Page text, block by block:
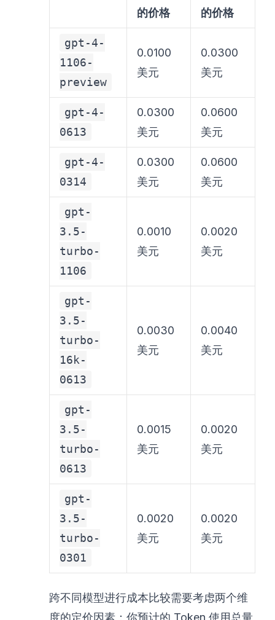
的价格
的价格
gpt-4-
1106-
preview
0.0100
美元
0.0300
美元
gpt-4-
0613
0.0300
美元
0.0600
美元
gpt-4-
0314
0.0300
美元
0.0600
美元
gpt-
3.5-
turbo-
1106
0.0010
美元
0.0020
美元
gpt-
3.5-
turbo-
16k-
0613
0.0030
美元
0.0040
美元
gpt-
3.5-
turbo-
0613
0.0015
美元
0.0020
美元
gpt-
3.5-
turbo-
0301
0.0020
美元
0.0020
美元
跨不同模型进行成本比较需要考虑两个维
度的定价因素：你预计的 Token 使用总量